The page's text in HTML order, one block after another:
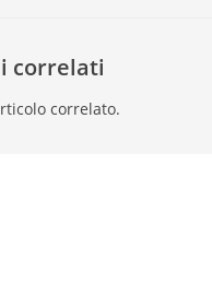
correlati
correlato.